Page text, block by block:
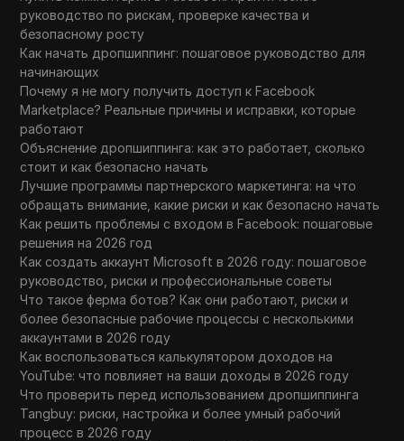
руководство по рискам, проверке качества и
безопасному росту
Как начать дропшиппинг: пошаговое руководство для
начинающих
Почему я не могу получить доступ к Facebook
Marketplace? Реальные причины и исправки, которые
работают
Объяснение дропшиппинга: как это работает, сколько
стоит и как безопасно начать
Лучшие программы партнерского маркетинга: на что
обращать внимание, какие риски и как безопасно начать
Как решить проблемы с входом в Facebook: пошаговые
решения на 2026 год
Как создать аккаунт Microsoft в 2026 году: пошаговое
руководство, риски и профессиональные советы
Что такое ферма ботов? Как они работают, риски и
более безопасные рабочие процессы с несколькими
аккаунтами в 2026 году
Как воспользоваться калькулятором доходов на
YouTube: что повлияет на ваши доходы в 2026 году
Что проверить перед использованием дропшиппинга
Tangbuy: риски, настройка и более умный рабочий
процесс в 2026 году